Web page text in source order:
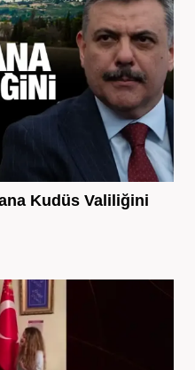
Kudüs Valiliğini